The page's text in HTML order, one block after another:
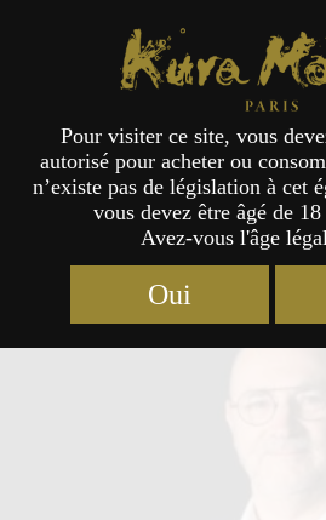
Jury
Kura Master
Pour visiter ce site, vous
autorisé pour acheter ou
n’existe pas de législation à cet
vous devez être âgé de
Avez-vous l'âge
Oui